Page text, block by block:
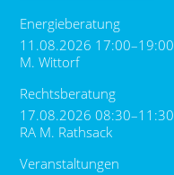
Energieberatung
11.08.2026 17:00–19:00
M. Wittorf
Rechtsberatung
17.08.2026 08:30–11:30
RA M. Rathsack
Veranstaltungen